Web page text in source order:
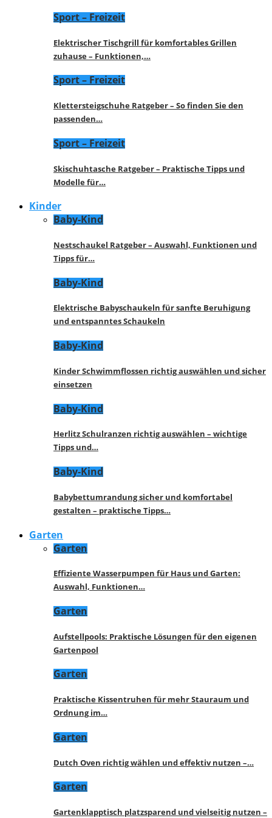
Sport – Freizeit
Elektrischer Tischgrill für komfortables Grillen
zuhause – Funktionen,…
Sport – Freizeit
Klettersteigschuhe Ratgeber – So finden Sie den
passenden…
Sport – Freizeit
Skischuhtasche Ratgeber – Praktische Tipps und
Modelle für…
Kinder
Baby-Kind
Nestschaukel Ratgeber – Auswahl, Funktionen und
Tipps für…
Baby-Kind
Elektrische Babyschaukeln für sanfte Beruhigung
und entspanntes Schaukeln
Baby-Kind
Kinder Schwimmflossen richtig auswählen und sicher
einsetzen
Baby-Kind
Herlitz Schulranzen richtig auswählen – wichtige
Tipps und…
Baby-Kind
Babybettumrandung sicher und komfortabel
gestalten – praktische Tipps…
Garten
Garten
Effiziente Wasserpumpen für Haus und Garten:
Auswahl, Funktionen…
Garten
Aufstellpools: Praktische Lösungen für den eigenen
Gartenpool
Garten
Praktische Kissentruhen für mehr Stauraum und
Ordnung im…
Garten
Dutch Oven richtig wählen und effektiv nutzen –…
Garten
Gartenklapptisch platzsparend und vielseitig nutzen –